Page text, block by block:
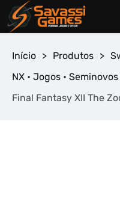
Início > Produtos >
NX • Jogos • Seminovos
Final Fantasy XII The